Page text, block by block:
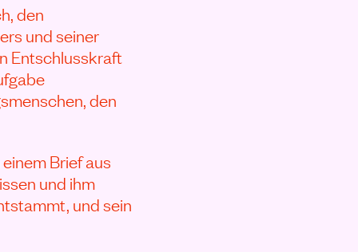
den
und seiner
Entschlusskraft
den
Brief aus
und ihm
und sein